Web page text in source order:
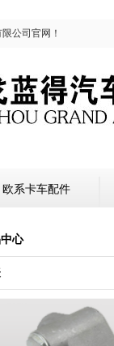
公司官网！
欧系卡车配件
心